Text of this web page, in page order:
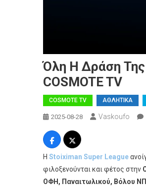
Όλη Η Δράση Της
COSMOTE TV
COSMOTE TV ΑΘΛΗΤΙΚΑ
2025-08-28 Vaskoufo
Η Stoiximan Super League
φιλοξενούνται και φέτος στην
ΟΦΗ, Παναιτωλικού, Βόλου